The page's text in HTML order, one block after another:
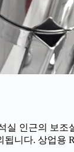
실 인근의 보조
니다. 상업용